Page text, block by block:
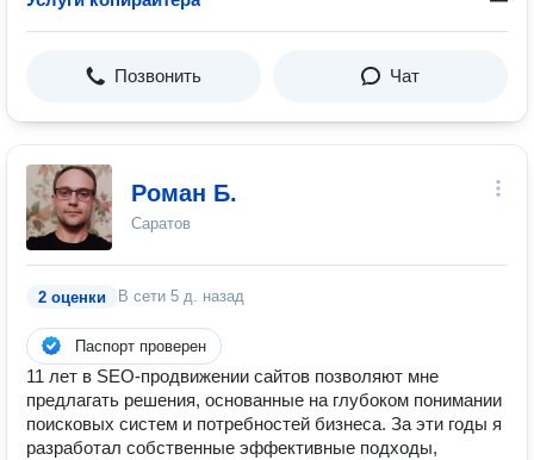
Позвонить Чат
Роман Б.
Саратов
2 оценки В сети 5 д. назад
Паспорт проверен
11 лет в SEO-продвижении сайтов позволяют мне
предлагать решения, основанные на глубоком понимании
поисковых систем и потребностей бизнеса. За эти годы я
разработал собственные эффективные подходы,